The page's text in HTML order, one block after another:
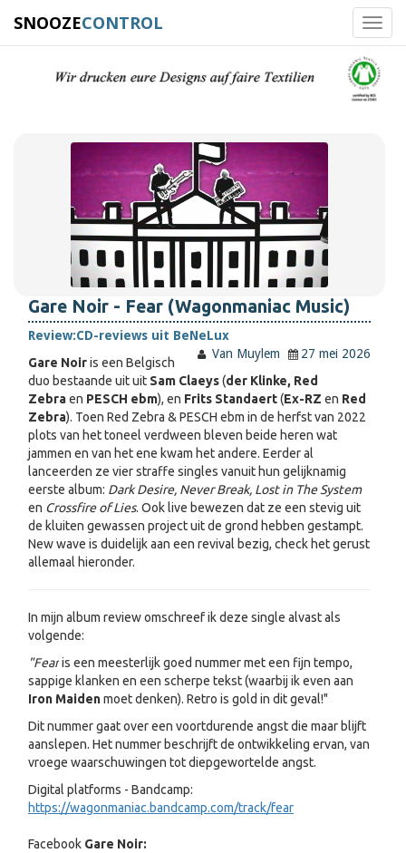
SNOOZECONTROL
Gare Noir - Fear (Wagonmaniac Music)
Review:CD-reviews uit BeNeLux
Van Muylem
27 mei 2026
Gare Noiris een Belgisch
duo bestaande uit uit Sam Claeys(der Klinke, Red
Zebraen PESCH ebm), en Frits Standaert(Ex-RZ en Red
Zebra). Toen Red Zebra & PESCH ebm in de herfst van 2022
plots van het toneel verdween bleven beide heren wat
jammen en van het ene kwam het andere. Eerder al
lanceerden ze vier straffe singles vanuit hun gelijknamig
eerste album: Dark Desire, Never Break, Lost in The System
en Crossfire of Lies. Ook live bewezen dat ze een stevig uit
de kluiten gewassen project uit de grond hebben gestampt.
New wave is duidelijk aan een revival bezig, check het gerust
allemaal hieronder.
In mijn album review omschreef ik deze single alvast als
volgende:
"Fearis een meesterlijk goed nummer met een fijn tempo,
sappige klanken en een scherpe tekst (waarbij ik even aan
Iron Maidenmoet denken). Retro is gold in dit geval!"
Dit nummer gaat over een voortdurende angst die maar blijft
aanslepen. Het nummer beschrijft de ontwikkeling ervan, van
vroege waarschuwingen tot diepgewortelde angst.
Digital platforms - Bandcamp:
https://wagonmaniac.bandcamp.com/track/fear
Facebook Gare Noir: